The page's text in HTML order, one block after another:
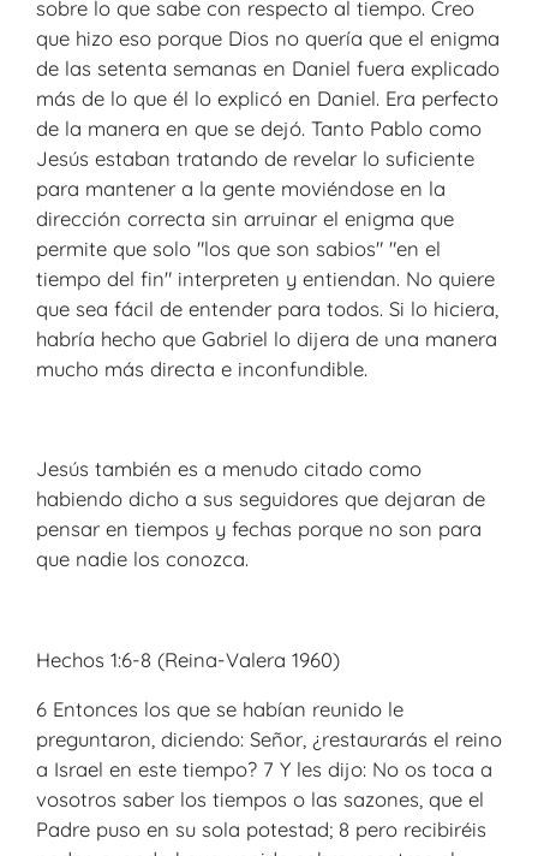
sobre lo que sabe con respecto al tiempo. Creo
que hizo eso porque Dios no quería que el enigma
de las setenta semanas en Daniel fuera explicado
más de lo que él lo explicó en Daniel. Era perfecto
de la manera en que se dejó. Tanto Pablo como
Jesús estaban tratando de revelar lo suficiente
para mantener a la gente moviéndose en la
dirección correcta sin arruinar el enigma que
permite que solo "los que son sabios" "en el
tiempo del fin" interpreten y entiendan. No quiere
que sea fácil de entender para todos. Si lo hiciera,
habría hecho que Gabriel lo dijera de una manera
mucho más directa e inconfundible.
Jesús también es a menudo citado como
habiendo dicho a sus seguidores que dejaran de
pensar en tiempos y fechas porque no son para
que nadie los conozca.
Hechos 1:6-8 (Reina-Valera 1960)
6 Entonces los que se habían reunido le
preguntaron, diciendo: Señor, ¿restaurarás el reino
a Israel en este tiempo? 7 Y les dijo: No os toca a
vosotros saber los tiempos o las sazones, que el
Padre puso en su sola potestad; 8 pero recibiréis